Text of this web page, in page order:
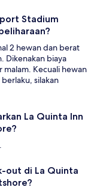
Stadium
2 hewan dan berat
Dikenakan biaya
malam. Kecuali hewan
silakan
La Quinta Inn
out di La Quinta